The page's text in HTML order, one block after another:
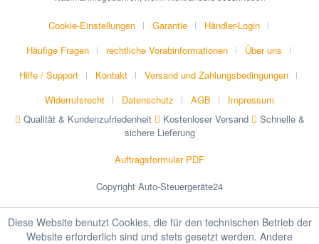
Cookie-Einstellungen Garantie
Händler-Login
Häufige Fragen
rechtliche Vorabinformationen
Über uns
Hilfe / Support
Kontakt
Versand und Zahlungsbedingungen
Widerrufsrecht
Datenschutz AGB
Impressum
Qualität & Kundenzufriedenheit
Kostenloser Versand
Schnelle &
sichere Lieferung
Auftragsformular PDF
Copyright Auto-Steuergeräte24
Diese Website benutzt Cookies, die für den technischen Betrieb der
Website erforderlich sind und stets gesetzt werden. Andere